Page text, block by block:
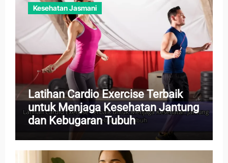
Kesehatan Jasmani
Latihan Cardio Exercise Terbaik
untuk Menjaga Kesehatan Jantung
dan Kebugaran Tubuh